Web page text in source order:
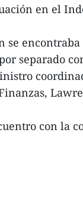
en el
se
separado
con la